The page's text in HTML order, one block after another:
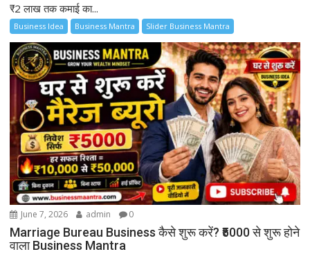
₹2 लाख तक कमाई का...
Business Idea Business Mantra Slider Business Mantra
June 7, 2026 admin 0
Marriage Bureau Business कैसे शुरू करें? ₹5000 से शुरू होने
वाला Business Mantra